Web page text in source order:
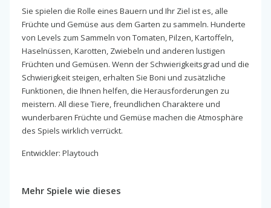
Sie spielen die Rolle eines Bauern und Ihr Ziel ist es, alle
Früchte und Gemüse aus dem Garten zu sammeln. Hunderte
von Levels zum Sammeln von Tomaten, Pilzen, Kartoffeln,
Haselnüssen, Karotten, Zwiebeln und anderen lustigen
Früchten und Gemüsen. Wenn der Schwierigkeitsgrad und die
Schwierigkeit steigen, erhalten Sie Boni und zusätzliche
Funktionen, die Ihnen helfen, die Herausforderungen zu
meistern. All diese Tiere, freundlichen Charaktere und
wunderbaren Früchte und Gemüse machen die Atmosphäre
des Spiels wirklich verrückt.
Entwickler: Playtouch
Mehr Spiele wie dieses